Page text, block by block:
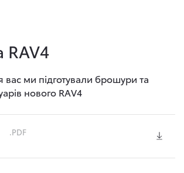
вас ми підготували брошури та
нового RAV4
.PDF